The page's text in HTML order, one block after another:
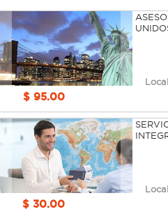
Local
$ 95.00
Local
$ 30.00